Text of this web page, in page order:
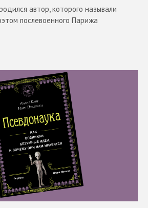
автор, которого называли
послевоенного Парижа